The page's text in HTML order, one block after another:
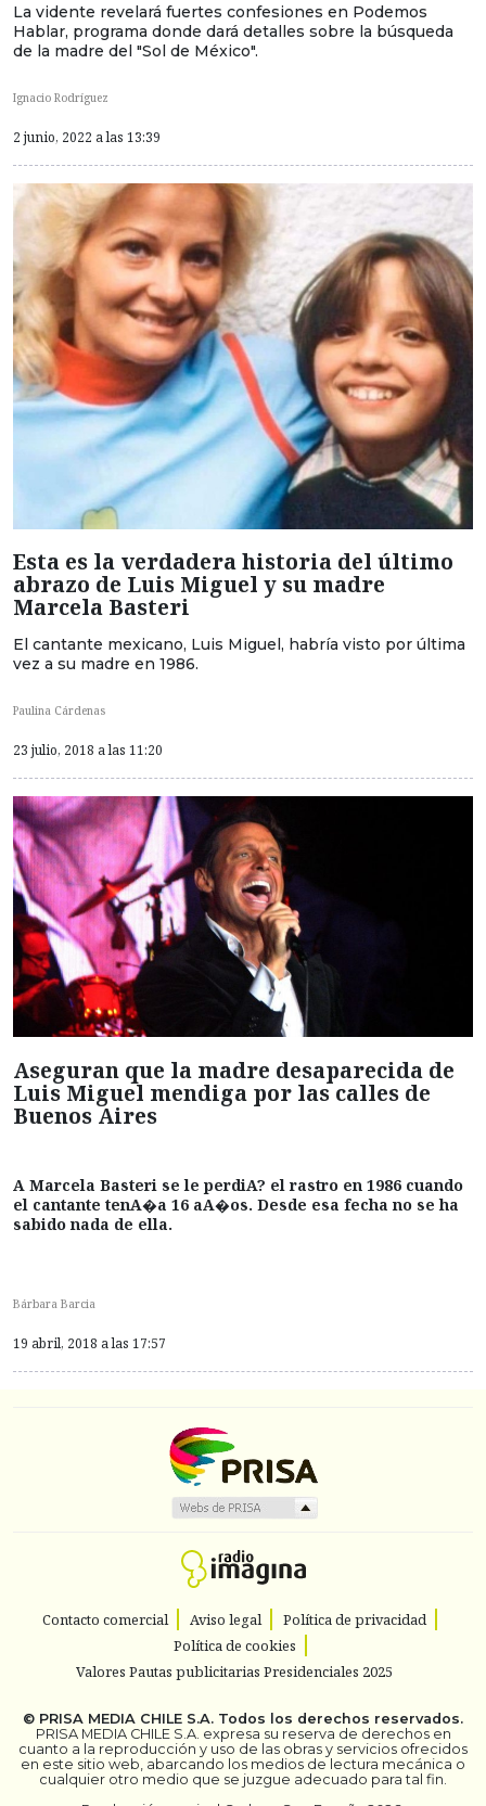
La vidente revelará fuertes confesiones en Podemos
Hablar, programa donde dará detalles sobre la búsqueda
de la madre del "Sol de México".
Ignacio Rodríguez
2 junio, 2022 a las 13:39
Esta es la verdadera historia del último
abrazo de Luis Miguel y su madre
Marcela Basteri
El cantante mexicano, Luis Miguel, habría visto por última
vez a su madre en 1986.
Paulina Cárdenas
23 julio, 2018 a las 11:20
Aseguran que la madre desaparecida de
Luis Miguel mendiga por las calles de
Buenos Aires
A Marcela Basteri se le perdiA? el rastro en 1986 cuando
el cantante tenA�a 16 aA�os. Desde esa fecha no se ha
sabido nada de ella.
Bárbara Barcia
19 abril, 2018 a las 17:57
Contacto comercial Aviso legal
Política de privacidad
Política de cookies
Valores Pautas publicitarias Presidenciales 2025
© PRISA MEDIA CHILE S.A. Todos los derechos reservados.
PRISA MEDIA CHILE S.A. expresa su reserva de derechos en
cuanto a la reproducción y uso de las obras y servicios ofrecidos
en este sitio web, abarcando los medios de lectura mecánica o
cualquier otro medio que se juzgue adecuado para tal fin.